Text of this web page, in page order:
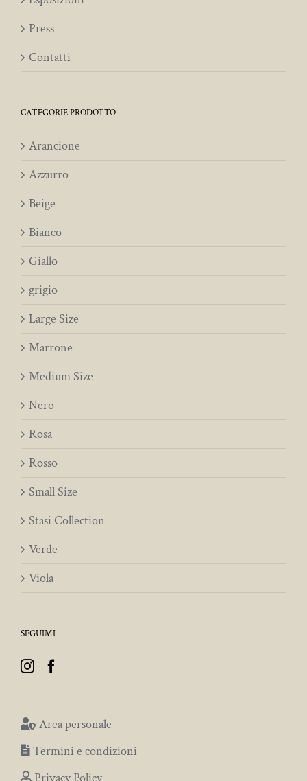
Press
Contatti
CATEGORIE PRODOTTO
Arancione
Azzurro
Beige
Bianco
Giallo
grigio
Large Size
Marrone
Medium Size
Nero
Rosa
Rosso
Small Size
Stasi Collection
Verde
Viola
SEGUIMI
Area personale
Termini e condizioni
Privacy Policy